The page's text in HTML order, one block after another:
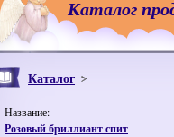
Каталог
Каталог
Название:
Розовый бриллиант спит